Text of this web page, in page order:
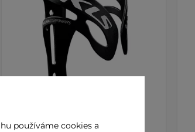
používáme cookies a